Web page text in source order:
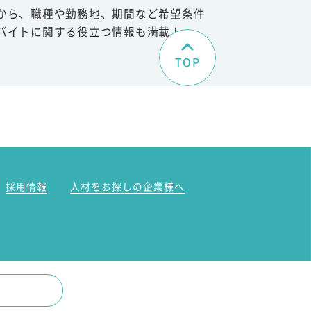
、職種や勤務地、期間など希望条件
イトに関する役立つ情報も満載！
TOP
採用情報 人材をお探しの企業様へ